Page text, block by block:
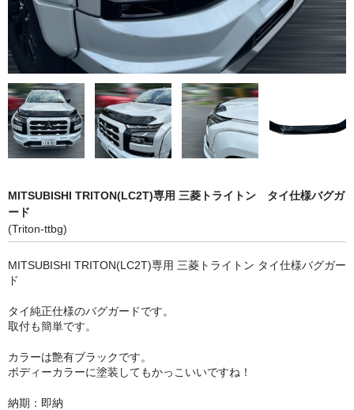
MITSUBISHI TRITON(LC2T)専用 三菱トライトン タイ仕様バグガ
ード
(Triton-ttbg)
MITSUBISHI TRITON(LC2T)専用 三菱トライトン タイ仕様バグガー
ド
タイ純正仕様のバグガードです。
取付も簡単です。
カラーは艶有ブラックです。
ボディーカラーに塗装してもかっこいいですね！
納期：即納